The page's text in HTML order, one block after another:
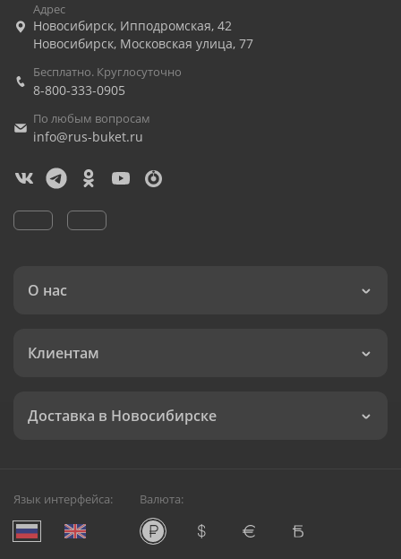
Адрес
Новосибирск, Ипподромская, 42
Новосибирск, Московская улица, 77
Бесплатно. Круглосуточно
8-800-333-0905
По любым вопросам
info@rus-buket.ru
О нас
Клиентам
Доставка в Новосибирске
Язык интерфейса: Валюта: